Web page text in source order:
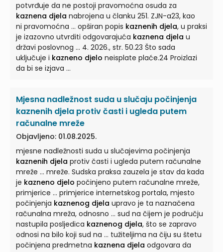
potvrđuje da ne postoji pravomoćna osuda za
kaznena djela nabrojena u članku 251. ZJN-a23, kao
ni pravomoćna ... opširan popis kaznenih djela, u praksi
je izazovno utvrditi odgovarajuća kaznena djela u
državi poslovnog ... 4. 2026., str. 50.23 Što sada
uključuje i kazneno djelo neisplate plaće.24 Proizlazi
da bi se izjava ...
Mjesna nadležnost suda u slučaju počinjenja
kaznenih djela protiv časti i ugleda putem
računalne mreže
Objavljeno: 01.08.2025.
mjesne nadležnosti suda u slučajevima počinjenja
kaznenih djela protiv časti i ugleda putem računalne
mreže ... mreže. Sudska praksa zauzela je stav da kada
je kazneno djelo počinjeno putem računalne mreže,
primjerice ... primjerice internetskog portala, mjesto
počinjenja kaznenog djela upravo je ta naznačena
računalna mreža, odnosno ... sud na čijem je području
nastupila posljedica kaznenog djela, što se zapravo
odnosi na bilo koji sud na ... tužiteljima na čiju su štetu
počinjena predmetna kaznena djela odgovara da